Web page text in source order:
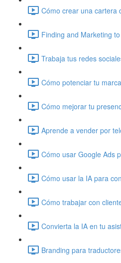
Cómo crear una cartera
Finding and Marketing
Trabaja tus redes
Cómo potenciar tu
Cómo mejorar tu
Aprende a vender por
Cómo usar Google Ads
Cómo usar la IA para
Cómo trabajar con
Convierta la IA en tu
Branding para